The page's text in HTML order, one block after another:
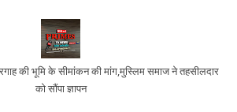
की भूमि के सीमांकन की मांग,मुस्लिम समाज ने तहसीलदार
को सौंपा ज्ञापन